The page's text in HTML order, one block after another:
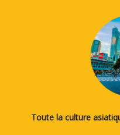
Toute la culture